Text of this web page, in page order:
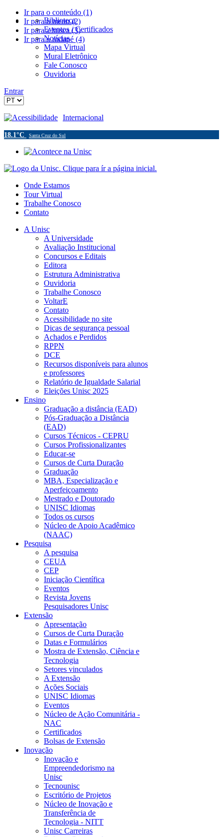
Ir para o conteúdo (1)
Ir para o menu (2)
Ir para a busca (3)
Ir para o rodapé (4)
Biblioteca
Eventos / Certificados
Notícias
Mapa Virtual
Mural Eletrônico
Fale Conosco
Ouvidoria
Entrar
Acessibilidade Internacional
18.1°C Santa Cruz do Sul
Onde Estamos
Tour Virtual
Trabalhe Conosco
Contato
A Unisc
A Universidade
Avaliação Institucional
Concursos e Editais
Editora
Estrutura Administrativa
Ouvidoria
Trabalhe Conosco
VoltarE
Contato
Acessibilidade no site
Dicas de segurança pessoal
Achados e Perdidos
RPPN
DCE
Recursos disponíveis para alunos
e professores
Relatório de Igualdade Salarial
Eleições Unisc 2025
Ensino
Graduação a distância (EAD)
Pós-Graduação a Distância
(EAD)
Cursos Técnicos - CEPRU
Cursos Profissionalizantes
Educar-se
Cursos de Curta Duração
Graduação
MBA, Especialização e
Aperfeiçoamento
Mestrado e Doutorado
UNISC Idiomas
Todos os cursos
Núcleo de Apoio Acadêmico
(NAAC)
Pesquisa
A pesquisa
CEUA
CEP
Iniciação Científica
Eventos
Revista Jovens
Pesquisadores Unisc
Extensão
Apresentação
Cursos de Curta Duração
Datas e Formulários
Mostra de Extensão, Ciência e
Tecnologia
Setores vinculados
A Extensão
Ações Sociais
UNISC Idiomas
Eventos
Núcleo de Ação Comunitária -
NAC
Certificados
Bolsas de Extensão
Inovação
Inovação e
Empreendedorismo na
Unisc
Tecnounisc
Escritório de Projetos
Núcleo de Inovação e
Transferência de
Tecnologia - NITT
Unisc Carreiras